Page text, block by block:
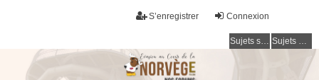
Connexion
S’enregistrer
Sujets sans réponse Sujets actifs